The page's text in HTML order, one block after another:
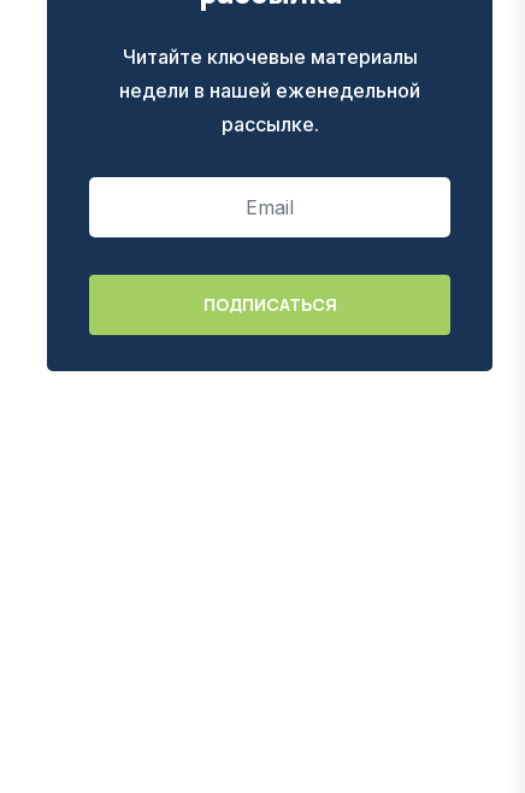
Читайте ключевые материалы
недели в нашей еженедельной
рассылке.